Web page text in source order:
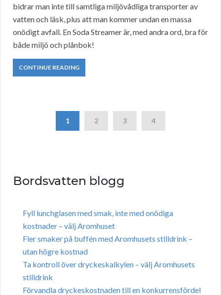
bidrar man inte till samtliga miljövådliga transporter av
vatten och läsk, plus att man kommer undan en massa
onödigt avfall. En Soda Streamer är, med andra ord, bra för
både miljö och plånbok!
CONTINUE READING
1 2 3 4
Bordsvatten blogg
Fyll lunchglasen med smak, inte med onödiga
kostnader – välj Aromhuset
Fler smaker på buffén med Aromhusets stilldrink –
utan högre kostnad
Ta kontroll över dryckeskalkylen – välj Aromhusets
stilldrink
Förvandla dryckeskostnaden till en konkurrensfördel